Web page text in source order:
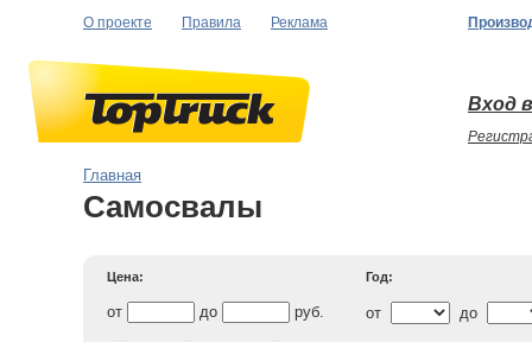
О проекте Правила Реклама
Вход
Главная
Самосвалы
Цена: Год:
от до руб. от до